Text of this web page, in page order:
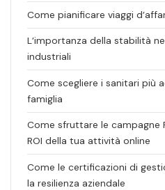
Come pianificare viaggi
L’importanza della stabilità
industriali
Come scegliere i sanitari più
famiglia
Come sfruttare le campagne
ROI della tua attività online
Come le certificazioni di
la resilienza aziendale